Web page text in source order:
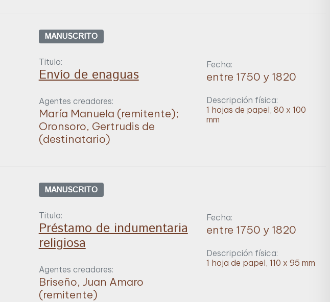
MANUSCRITO
Titulo:
Envío de enaguas
Agentes creadores:
María Manuela (remitente);
Oronsoro, Gertrudis de
(destinatario)
Fecha:
entre 1750 y 1820
Descripción física:
1 hojas de papel, 80 x 100
mm
MANUSCRITO
Titulo:
Préstamo de indumentaria
religiosa
Agentes creadores:
Briseño, Juan Amaro
(remitente)
Fecha:
entre 1750 y 1820
Descripción física:
1 hoja de papel, 110 x 95 mm